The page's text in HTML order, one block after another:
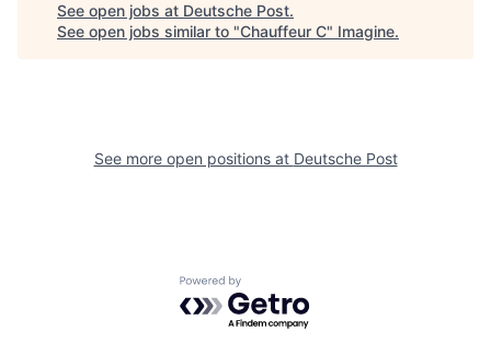
See open jobs at Deutsche Post.
See open jobs similar to "Chauffeur C" Imagine.
See more open positions at Deutsche Post
Powered by Getro.com